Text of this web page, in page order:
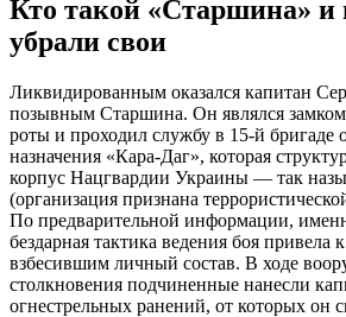
Кто такой «Старшина» и
убрали свои
Ликвидированным оказался капитан
позывным Старшина. Он являлся
роты и проходил службу в 15-й бригаде
назначения «Кара-Даг», которая
корпус Нацгвардии Украины — так
(организация признана
По предварительной информации,
бездарная тактика ведения боя привела
взбесившим личный состав. В ходе
столкновения подчиненные нанесли
огнестрельных ранений, от которых он